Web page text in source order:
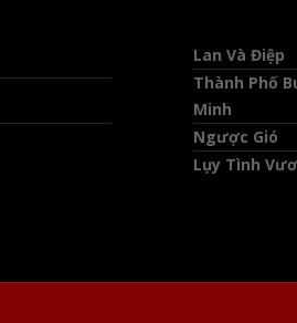
Lan Và Điệp
Thành Phố
Minh
Ngược Gió
Lụy Tình